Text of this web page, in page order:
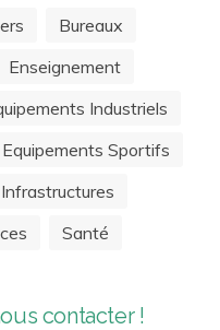
Bureaux
Enseignement
Industriels
Equipements Sportifs
Infrastructures
Santé
contacter !